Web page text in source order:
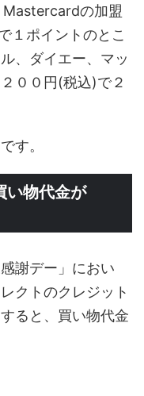
Mastercardの加盟
１ポイントのとこ
、ダイエー、マッ
００円(税込)で２
す。
い物代金が
謝デー」におい
クトのクレジット
ると、買い物代金